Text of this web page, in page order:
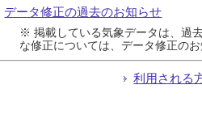
データ修正の過去のお知らせ
※ 掲載している気象データは、過
な修正については、データ修正のお
利用される